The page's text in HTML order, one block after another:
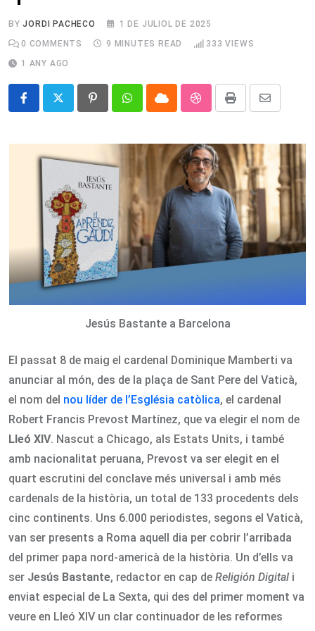
BYJORDI PACHECO
1 DE JULIOL DE 2025
0 COMMENTS 9 MINUTES READ 333 VIEWS
1 ANY AGO
PinterestWhatsappCloud StumbleUpon
Print
Share
Email
Jesús Bastante a Barcelona
El passat 8 de maig el cardenal Dominique Mamberti va
anunciar al món, des de la plaça de Sant Pere del Vaticà,
el nom del nou líder de l’Església catòlica, el cardenal
Robert Francis Prevost Martínez, que va elegir el nom de
Lleó XIV. Nascut a Chicago, als Estats Units, i també
amb nacionalitat peruana, Prevost va ser elegit en el
quart escrutini del conclave més universal i amb més
cardenals de la història, un total de 133 procedents dels
cinc continents. Uns 6.000 periodistes, segons el Vaticà,
van ser presents a Roma aquell dia per cobrir l’arribada
del primer papa nord-americà de la història. Un d’ells va
ser Jesús Bastante, redactor en cap de Religión Digital i
enviat especial de La Sexta, qui des del primer moment va
veure en Lleó XIV un clar continuador de les reformes